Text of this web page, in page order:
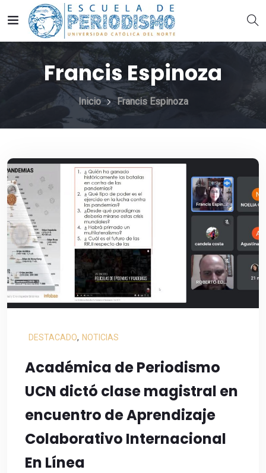
Francis Espinoza
Inicio Francis Espinoza
DESTACADO, NOTICIAS
Académica de Periodismo
UCN dictó clase magistral en
encuentro de Aprendizaje
Colaborativo Internacional
En Línea